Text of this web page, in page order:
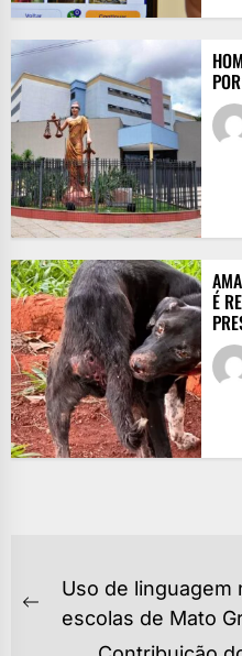
É
NAVEGAÇÃO
DEPrevious
Uso de linguagem
escolas de Mato